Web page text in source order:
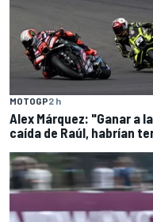
MOTOGP2 h
Alex Márquez: "Ganar a
caída de Raúl, habrían